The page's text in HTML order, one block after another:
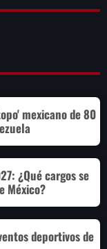
mexicano de 80
¿Qué cargos se
México?
deportivos de